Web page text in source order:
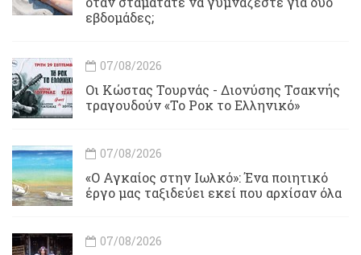
εβδομάδες;
07/08/2026
Οι Κώστας Τουρνάς - Διονύσης Τσακνής
τραγουδούν «Το Ροκ το Ελληνικό»
07/08/2026
«Ο Αγκαίος στην Ιωλκό»: Ένα ποιητικό
έργο μας ταξιδεύει εκεί που αρχίσαν όλα
07/08/2026